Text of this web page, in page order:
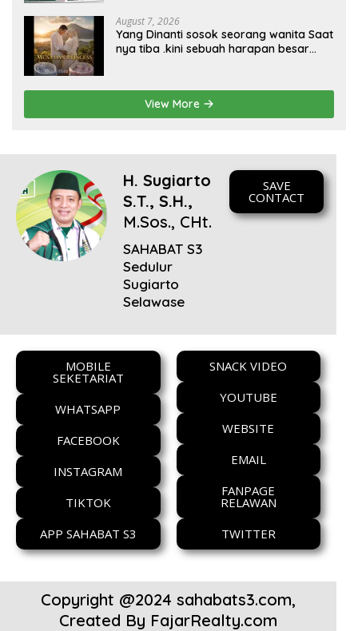
Selawase. Facebook
August 7, 2026
Yang Dinanti sosok seorang wanita Saat
nya tiba .kini sebuah harapan besar
buah hati yang berjudul Musa & Princes.
View More
H. Sugiarto
S.T., S.H.,
M.Sos., CHt.
SAHABAT S3
Sedulur
Sugiarto
Selawase
SAVE
CONTACT
MOBILE
SEKETARIAT
WHATSAPP
FACEBOOK
INSTAGRAM
TIKTOK
APP SAHABAT S3
SNACK VIDEO
YOUTUBE
WEBSITE
EMAIL
FANPAGE
RELAWAN
TWITTER
Copyright @2024 sahabats3.com,
Created By FajarRealty.com